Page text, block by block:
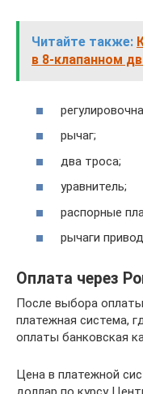
Читайте также:
в 8-клапанном
рычаг;
два троса;
уравнитель;
распорные
рычаги
Оплата через
После выбора
платежная система,
оплаты банковская
Цена в платежной